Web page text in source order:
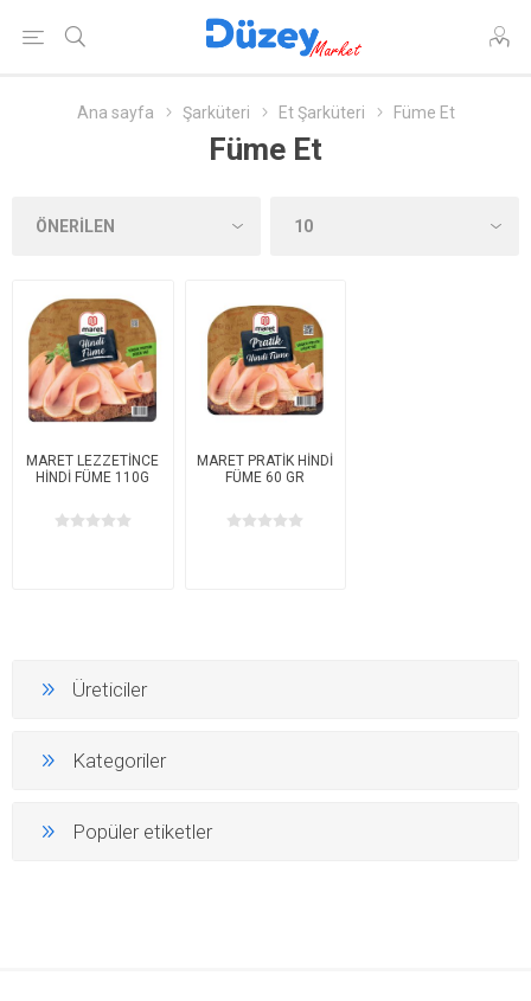
Ana sayfa Şarküteri Et Şarküteri Füme Et
Füme Et
MARET LEZZETİNCE
HİNDİ FÜME 110G
MARET PRATİK HİNDİ
FÜME 60 GR
Üreticiler
Kategoriler
Popüler etiketler